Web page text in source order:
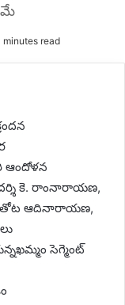
minutes read
ఆందోళన
కె. రాంనారాయణ,
ఆదినారాయణ,
సెగ్మెంట్